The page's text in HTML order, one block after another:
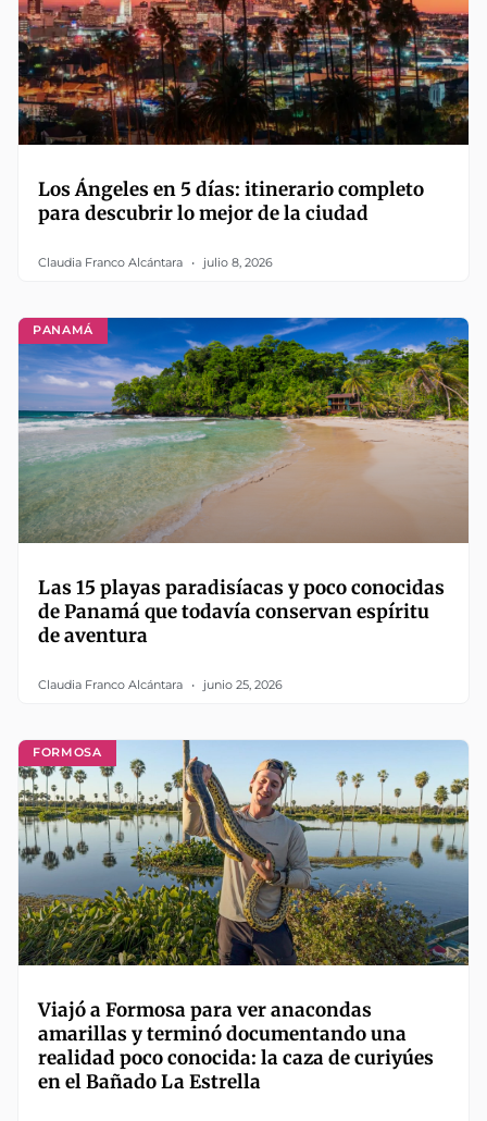
Los Ángeles en 5 días: itinerario completo
para descubrir lo mejor de la ciudad
Claudia Franco Alcántara julio 8, 2026
PANAMÁ
Las 15 playas paradisíacas y poco conocidas
de Panamá que todavía conservan espíritu
de aventura
Claudia Franco Alcántara junio 25, 2026
FORMOSA
Viajó a Formosa para ver anacondas
amarillas y terminó documentando una
realidad poco conocida: la caza de curiyúes
en el Bañado La Estrella